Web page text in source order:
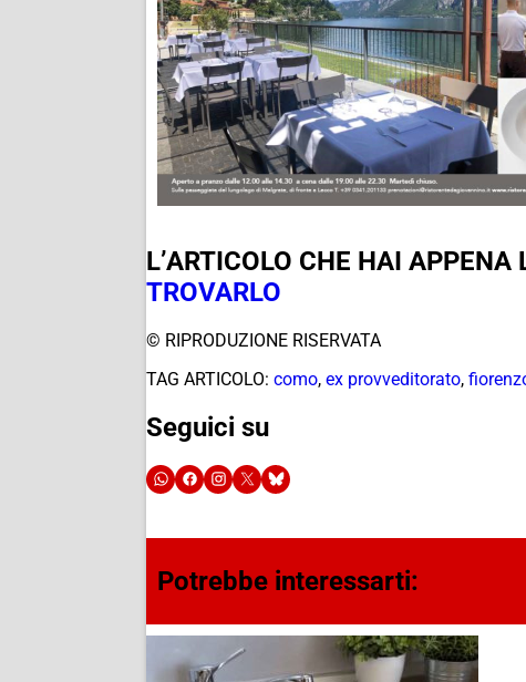
L’ARTICOLO CHE HAI
TROVARLO
© RIPRODUZIONE RISERVATA
TAG ARTICOLO: como, ex provveditorato,
Seguici su
Potrebbe interessarti: